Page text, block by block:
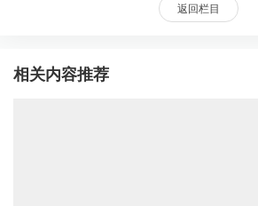
返回栏目
相关内容推荐